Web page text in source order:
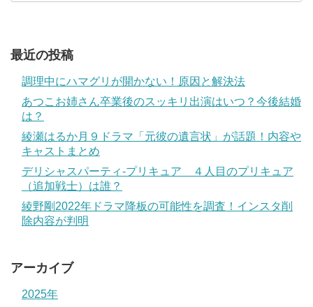
最近の投稿
調理中にハマグリが開かない！原因と解決法
あつこお姉さん卒業後のスッキリ出演はいつ？今後結婚
は？
綾瀬はるか月９ドラマ「元彼の遺言状」が話題！内容や
キャストまとめ
デリシャスパーティ-プリキュア ４人目のプリキュア
（追加戦士）は誰？
綾野剛2022年ドラマ降板の可能性を調査！インスタ削
除内容が判明
アーカイブ
2025年